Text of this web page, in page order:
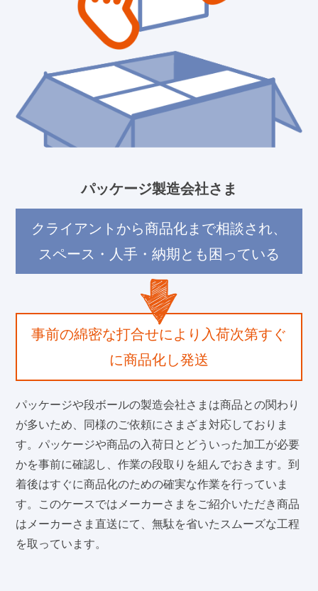
パッケージ製造会社さま
クライアントから商品化まで相談され、
スペース・人手・納期とも困っている
事前の綿密な打合せにより入荷次第すぐ
に商品化し発送
パッケージや段ボールの製造会社さまは商品との関わり
が多いため、同様のご依頼にさまざま対応しておりま
す。パッケージや商品の入荷日とどういった加工が必要
かを事前に確認し、作業の段取りを組んでおきます。到
着後はすぐに商品化のための確実な作業を行っていま
す。このケースではメーカーさまをご紹介いただき商品
はメーカーさま直送にて、無駄を省いたスムーズな工程
を取っています。